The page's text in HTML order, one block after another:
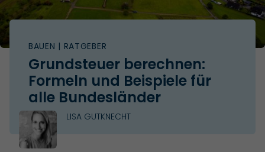
BAUEN | RATGEBER
Grundsteuer berechnen:
Formeln und Beispiele für
alle Bundesländer
LISA GUTKNECHT